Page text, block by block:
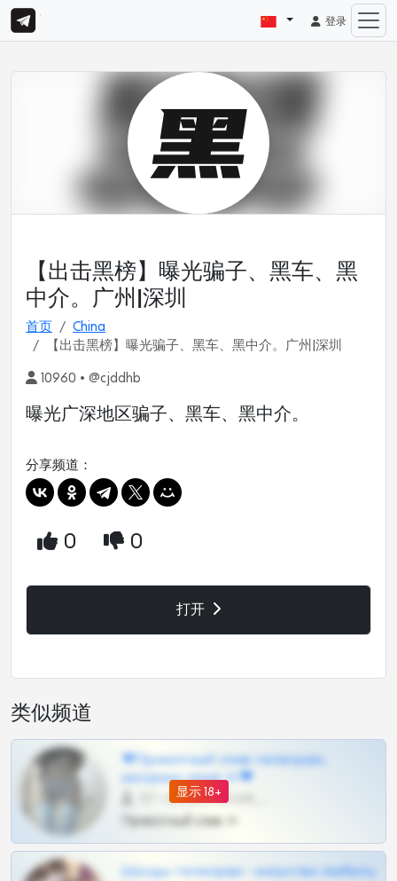
登录
【出击黑榜】曝光骗子、黑车、黑
中介。广州|深圳
首页
China
【出击黑榜】曝光骗子、黑车、黑中介。广州|深圳
10960 • @cjddhb
曝光广深地区骗子、黑车、黑中介。
分享频道：
0 0
打开
类似频道
显示 18+
❤Приватный слив телеграм,
шкодных шкур тг❤
Приватный слив тг
Шкоды телеграм - искуство любить